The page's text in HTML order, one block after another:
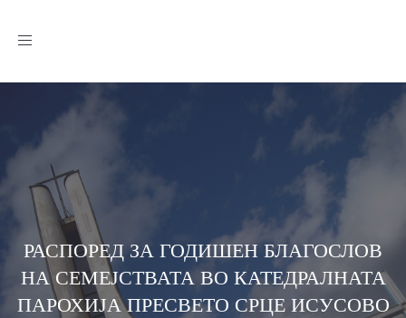
Toggle
РАСПОРЕД ЗА ГОДИШЕН БЛАГОСЛОВ
НА СЕМЕЈСТВАТА ВО КАТЕДРАЛНАТА
ПАРОХИЈА ПРЕСВЕТО СРЦЕ ИСУСОВО